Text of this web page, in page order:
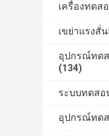
เครื่องทดส
เขย่าแรงสั่
อุปกรณ์ทดส
(134)
ระบบทดสอ
อุปกรณ์ทด